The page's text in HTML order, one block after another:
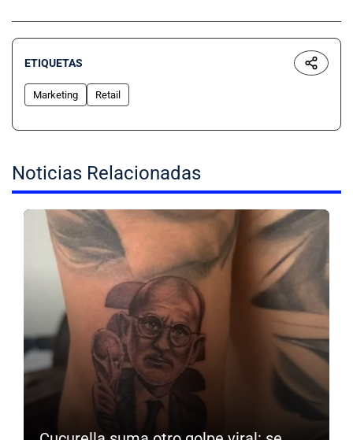
ETIQUETAS
Marketing Retail
Noticias Relacionadas